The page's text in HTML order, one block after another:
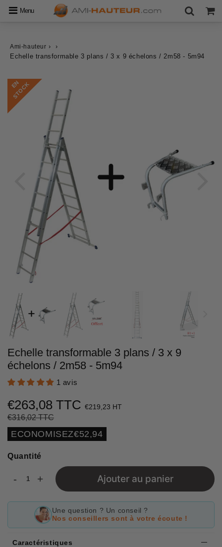
Menu
Ami-hauteur ›
›
Echelle transformable 3 plans / 3 x 9 échelons / 2m58 - 5m94
E
N
S
T
O
C
K
Echelle transformable 3 plans / 3 x 9
échelons / 2m58 - 5m94
1 avis
€263,08 TTC €219,23 HT
€316,02 TTC
régulier
réduit
Unit
price
ECONOMISEZ€52,94
Quantité
- + Ajouter au panier
Une question ? Un conseil ?
Nos conseillers sont à votre écoute !
Caractéristiques